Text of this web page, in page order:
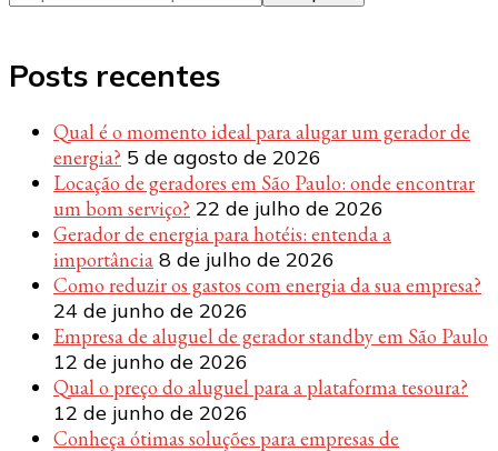
Posts recentes
Qual é o momento ideal para alugar um gerador de
energia? 5 de agosto de 2026
Locação de geradores em São Paulo: onde encontrar
um bom serviço? 22 de julho de 2026
Gerador de energia para hotéis: entenda a
importância 8 de julho de 2026
Como reduzir os gastos com energia da sua empresa?
24 de junho de 2026
Empresa de aluguel de gerador standby em São Paulo
12 de junho de 2026
Qual o preço do aluguel para a plataforma tesoura?
12 de junho de 2026
Conheça ótimas soluções para empresas de